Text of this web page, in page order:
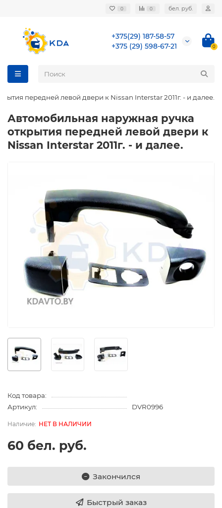
0 0 бел. руб.
+375(29) 187-58-57
+375 (29) 598-67-21
0
передней левой двери к Nissan Interstar 2011г. - и далее.
Автомобильная наружная ручка
открытия передней левой двери к
Nissan Interstar 2011г. - и далее.
Код товара:
Артикул:
DVR0996
НЕТ В НАЛИЧИИ
60 бел. руб.
Закончился
Быстрый заказ